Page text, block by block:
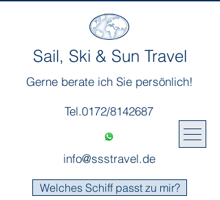
Sail, Ski & Sun Travel
Gerne berate ich Sie persönlich!
Tel.0172/8142687
info@ssstravel.de
Welches Schiff passt zu mir?